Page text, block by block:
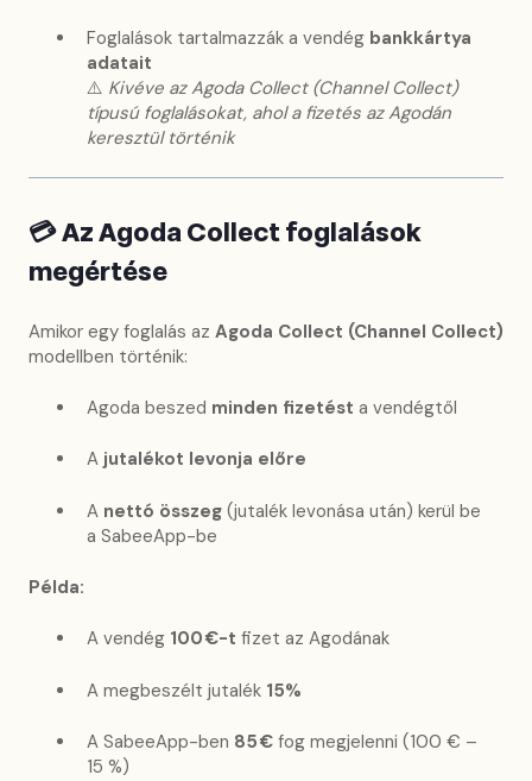
Foglalások tartalmazzák a vendég bankkártya
adatait
⚠️ Kivéve az Agoda Collect (Channel Collect)
típusú foglalásokat, ahol a fizetés az Agodán
keresztül történik
💳Az Agoda Collect foglalások
megértése
Amikor egy foglalás az Agoda Collect (Channel Collect)
modellben történik:
Agoda beszed minden fizetést a vendégtől
A jutalékot levonja előre
A nettó összeg (jutalék levonása után) kerül be
a SabeeApp-be
Példa:
A vendég 100 €-t fizet az Agodának
A megbeszélt jutalék 15%
A SabeeApp-ben 85 € fog megjelenni (100 € –
15 %)